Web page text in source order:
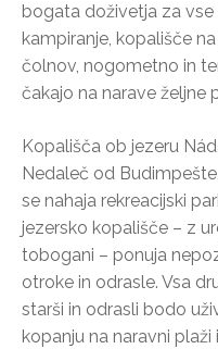
bogata doživetja za
kampiranje, kopališče
čolnov, nogometno in
čakajo na narave željne
Kopališča ob jezeru
Nedaleč od
se nahaja rekreacijski
jezersko kopališče – z
tobogani – ponuja
otroke in odrasle. Vsa
starši in odrasli bodo
kopanju na naravni